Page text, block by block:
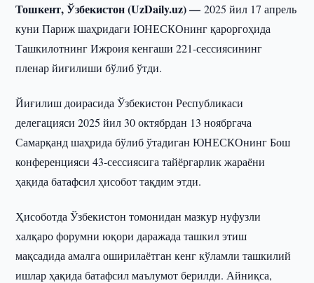
Тошкент, Ўзбекистон (UzDaily.uz) —2025 йил 17 апрель
куни Париж шаҳридаги ЮНЕСКОнинг қароргоҳида
Ташкилотнинг Ижроия кенгаши 221-сессиясининг
пленар йиғилиши бўлиб ўтди.
Йиғилиш доирасида Ўзбекистон Республикаси
делегацияси 2025 йил 30 октябрдан 13 ноябргача
Самарқанд шаҳрида бўлиб ўтадиган ЮНЕСКОнинг Бош
конференцияси 43-сессиясига тайёргарлик жараёни
ҳақида батафсил ҳисобот тақдим этди.
Ҳисоботда Ўзбекистон томонидан мазкур нуфузли
халқаро форумни юқори даражада ташкил этиш
мақсадида амалга оширилаётган кенг кўламли ташкилий
ишлар ҳақида батафсил маълумот берилди. Айниқса,